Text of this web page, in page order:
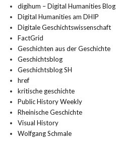
digihum – Digital Humanities Blog
Digital Humanities am DHIP
Digitale Geschichtswissenschaft
FactGrid
Geschichten aus der Geschichte
Geschichtsblog
Geschichtsblog SH
href
kritische geschichte
Public History Weekly
Rheinische Geschichte
Visual History
Wolfgang Schmale